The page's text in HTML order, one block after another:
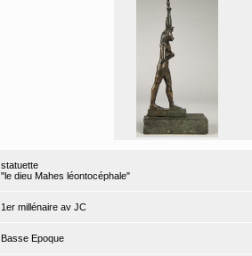
statuette
"le dieu Mahes léontocéphale"
1er millénaire av JC
Basse Epoque